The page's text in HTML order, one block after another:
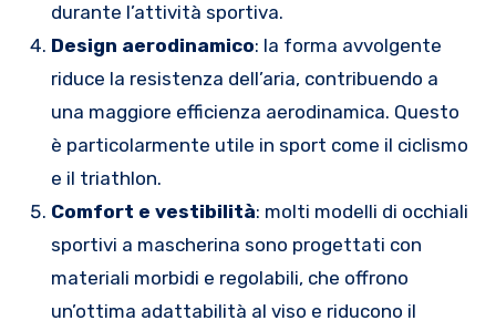
durante l’attività sportiva.
Design aerodinamico: la forma avvolgente
riduce la resistenza dell’aria, contribuendo a
una maggiore efficienza aerodinamica. Questo
è particolarmente utile in sport come il ciclismo
e il triathlon.
Comfort e vestibilità: molti modelli di occhiali
sportivi a mascherina sono progettati con
materiali morbidi e regolabili, che offrono
un’ottima adattabilità al viso e riducono il